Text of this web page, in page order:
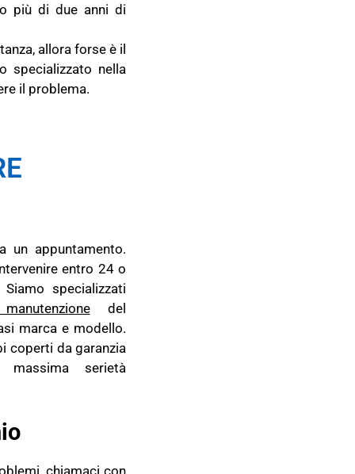
più di due anni di
allora forse è il
specializzato nella
il problema.
appuntamento.
entro 24 o
specializzati
del
marca e modello.
coperti da garanzia
serietà
chiamaci con